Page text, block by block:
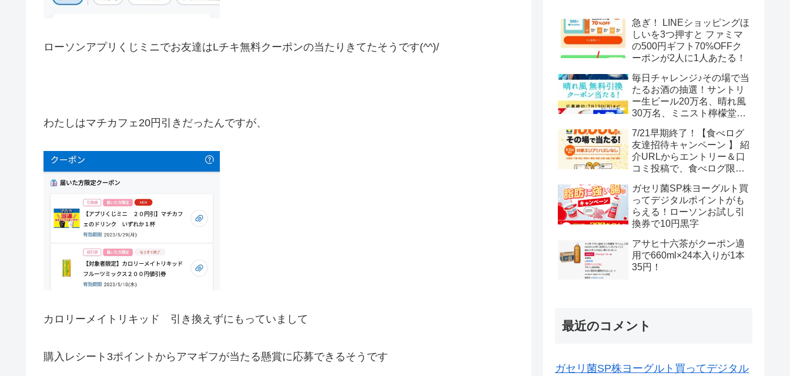
ローソンアプリくじミニでお友達はLチキ無料クーポンの当たりきてたそうです(^^)/
わたしはマチカフェ20円引きだったんですが、
カロリーメイトリキッド 引き換えずにもっていまして
購入レシート3ポイントからアマギフが当たる懸賞に応募できるそうです
急ぎ！ LINEショッピングほ
しいを3つ押すと ファミマ
の500円ギフト70%OFFク
ーポンが2人に1人あたる！
毎日チャレンジ♪その場で当
たるお酒の抽選！サントリ
ー生ビール20万名、晴れ風
30万名、ミニスト檸檬堂2
ボール12.3万名
7/21早期終了！【食べログ
友達招待キャンペーン 】 紹
介URLからエントリー＆口
コミ投稿で、食べログ限定
トがもらえる
ガセリ菌SP株ヨーグルト買
ってデジタルポイントがも
らえる！ローソンお試し引
換券で10円黒字
アサヒ十六茶がクーポン適
用で660ml×24本入りが1本
35円！
最近のコメント
ガセリ菌SP株ヨーグルト買ってデジタル